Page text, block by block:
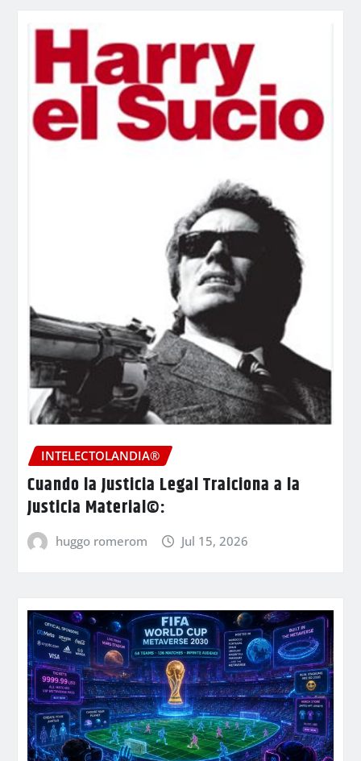
INTELECTOLANDIA®
Cuando la Justicia Legal Traiciona a la
Justicia Material©:
huggo romerom Jul 15, 2026